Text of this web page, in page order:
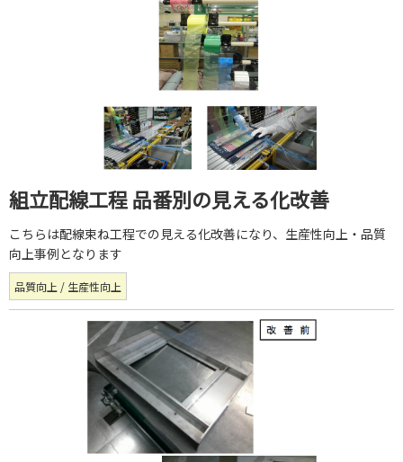
組立配線工程 品番別の見える化改善
こちらは配線束ね工程での見える化改善になり、生産性向上・品質
向上事例となります
品質向上 / 生産性向上